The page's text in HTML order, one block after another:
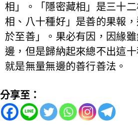
相」。「隱密藏相」是三十
相、八十種好」是善的果報
於至善」。果必有因，因緣
邊，但是歸納起來總不出這
就是無量無邊的善行善法。
分享至：